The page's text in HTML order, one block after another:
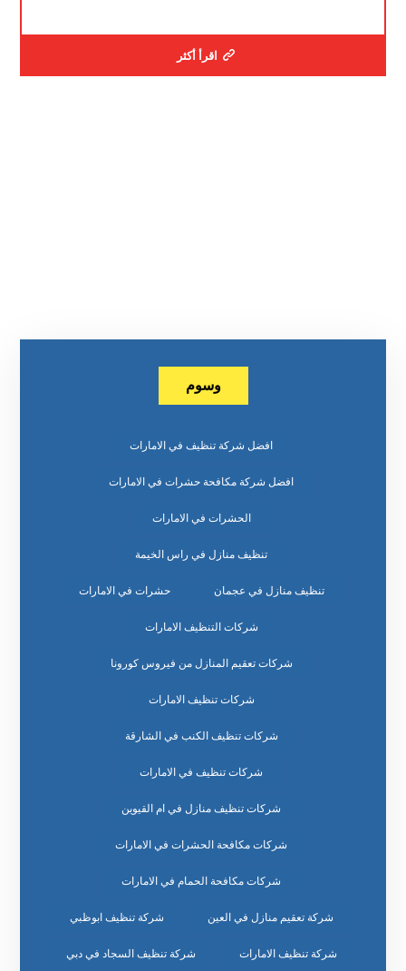
اقرأ أكثر
وسوم
افضل شركة تنظيف في الامارات
افضل شركة مكافحة حشرات في الامارات
الحشرات في الامارات
تنظيف منازل في راس الخيمة
تنظيف منازل في عجمان حشرات في الامارات
شركات التنظيف الامارات
شركات تعقيم المنازل من فيروس كورونا
شركات تنظيف الامارات
شركات تنظيف الكنب في الشارقة
شركات تنظيف في الامارات
شركات تنظيف منازل في ام القيوين
شركات مكافحة الحشرات في الامارات
شركات مكافحة الحمام في الامارات
شركة تعقيم منازل في العين شركة تنظيف ابوظبي
شركة تنظيف الامارات شركة تنظيف السجاد في دبي